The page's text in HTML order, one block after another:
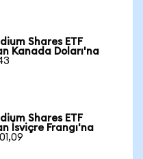
Shares ETF
Kanada Doları'na
Shares ETF
İsviçre Frangı'na